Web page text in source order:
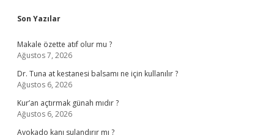
Sidebar
Son Yazılar
Makale özette atıf olur mu ?
Ağustos 7, 2026
Dr. Tuna at kestanesi balsamı ne için kullanılır ?
Ağustos 6, 2026
Kur’an açtırmak günah mıdır ?
Ağustos 6, 2026
Avokado kanı sulandırır mı ?